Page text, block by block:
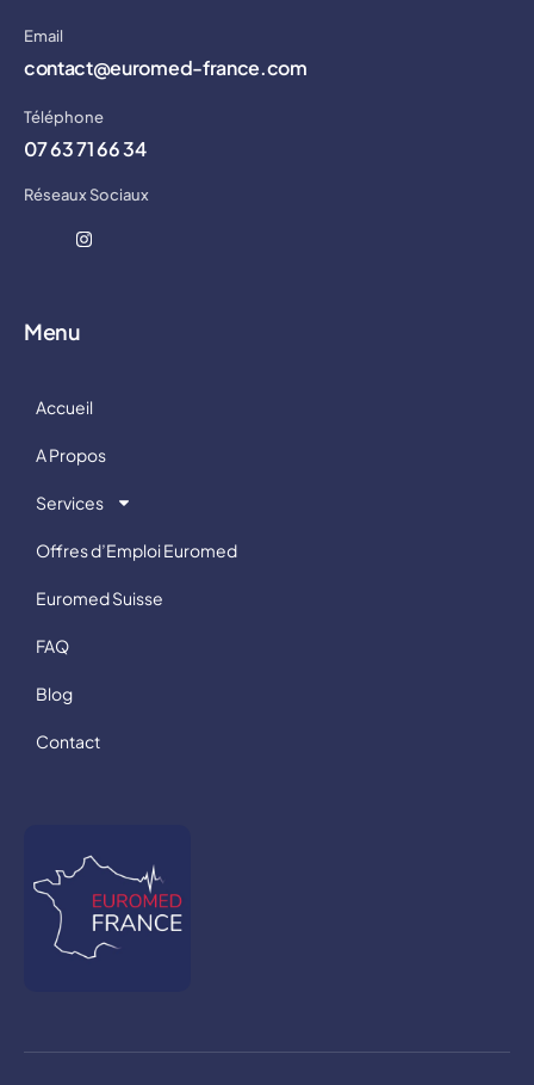
Email
contact@euromed-france.com
Téléphone
07 63 71 66 34
Réseaux Sociaux
Menu
Accueil
A Propos
Services
Offres d’Emploi Euromed
Euromed Suisse
FAQ
Blog
Contact